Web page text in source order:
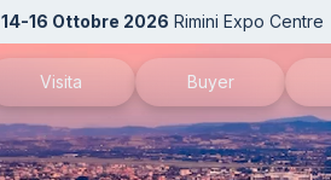
14-16 Ottobre 2026 Rimini Expo Centre
Visita
Perché visitare
Buyer
Candidati come